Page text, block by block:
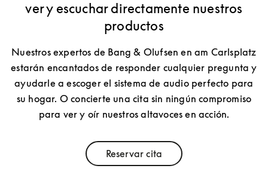
ver y escuchar directamente nuestros
productos
Nuestros expertos de Bang & Olufsen en am Carlsplatz
estarán encantados de responder cualquier pregunta y
ayudarle a escoger el sistema de audio perfecto para
su hogar. O concierte una cita sin ningún compromiso
para ver y oír nuestros altavoces en acción.
Reservar citaLink Opens in New Tab